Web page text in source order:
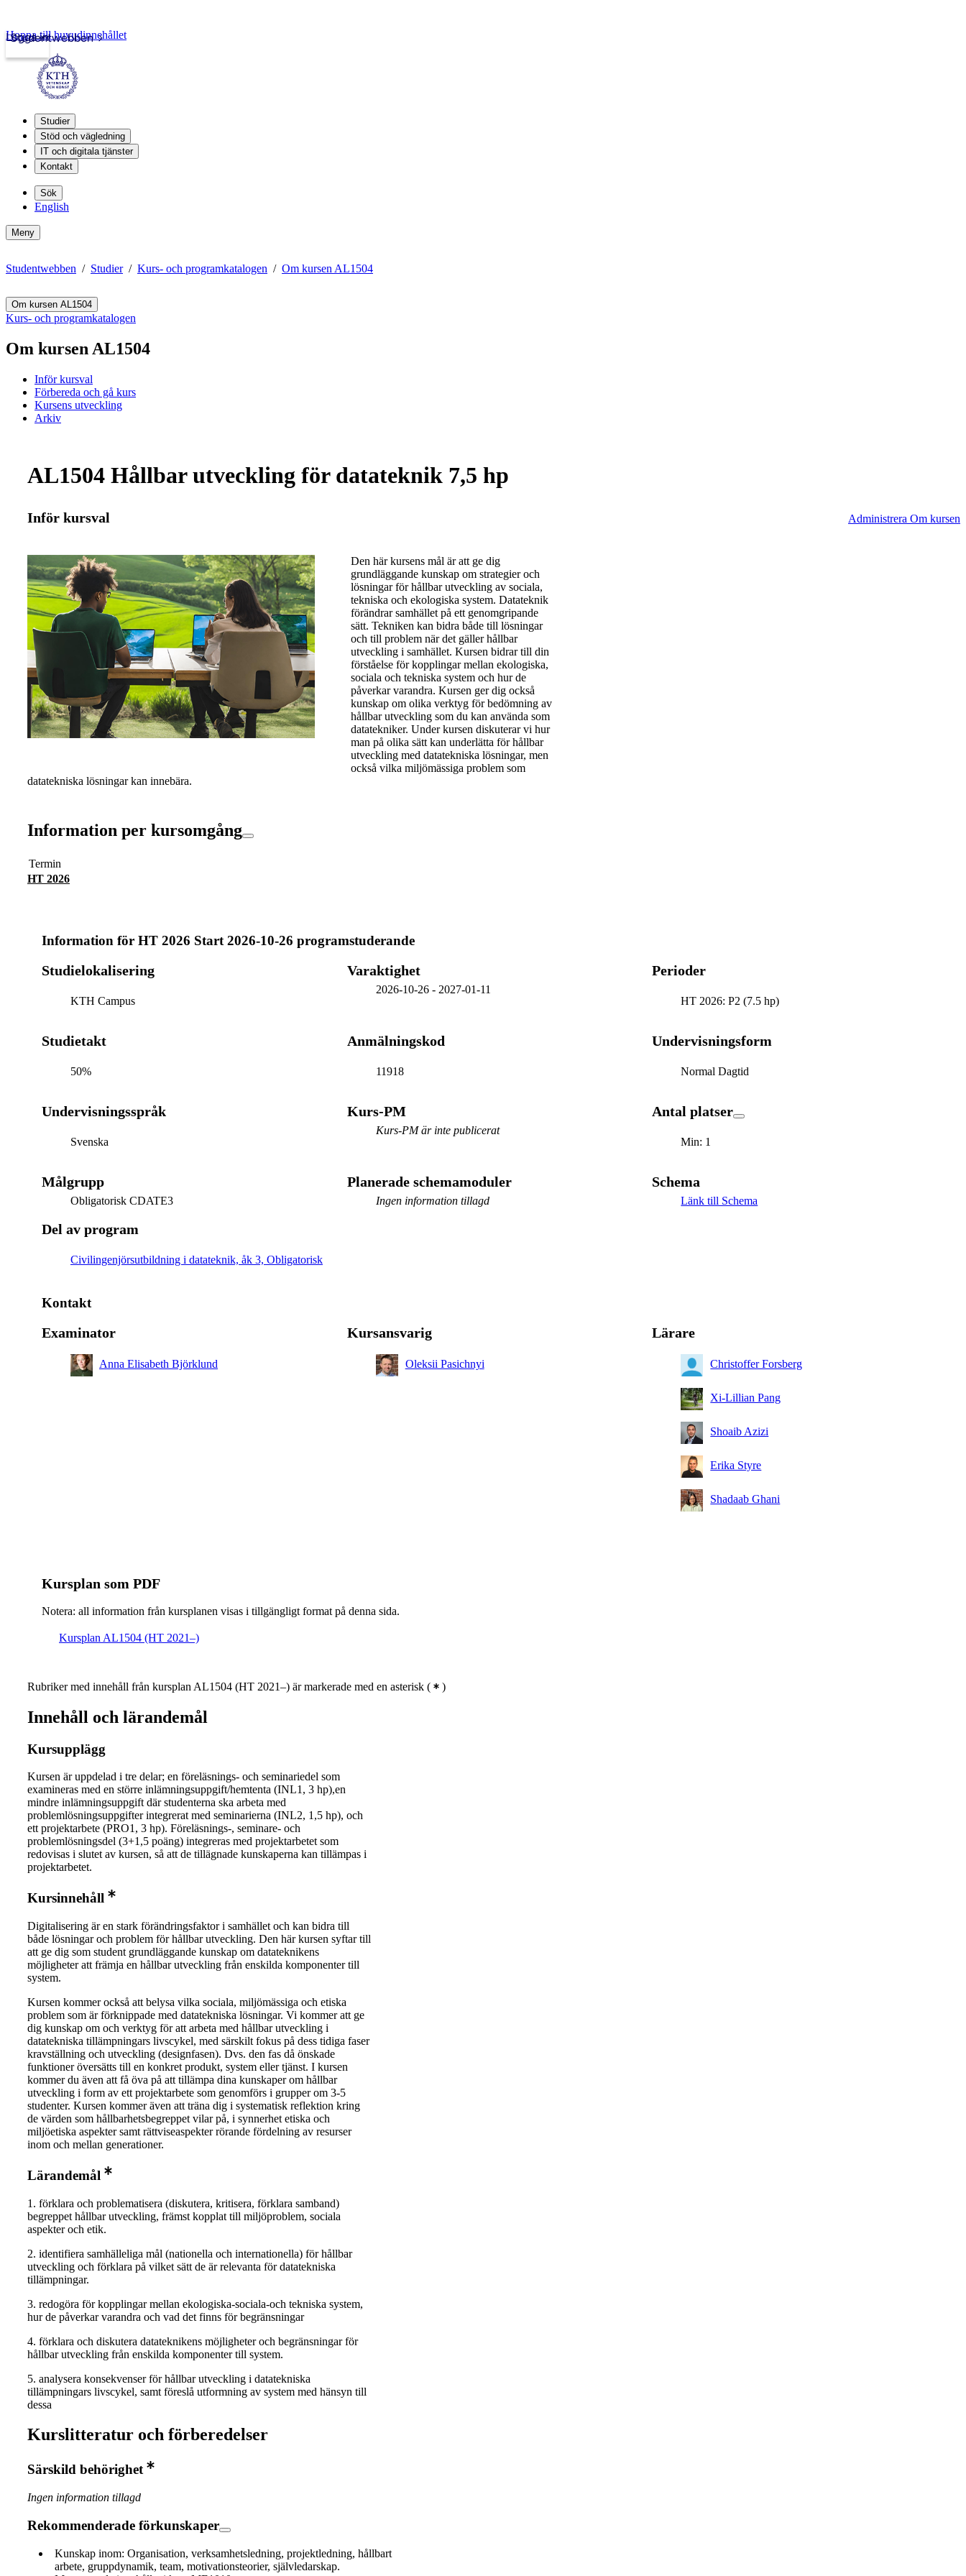
Studentwebben
Logga in
Hoppa till huvudinnehållet
Studier
Stöd och vägledning
IT och digitala tjänster
Kontakt
Sök
English
Meny
Studentwebben Studier Kurs- och programkatalogen Om kursen AL1504
Om kursen AL1504
Kurs- och programkatalogen
Om kursen AL1504
Inför kursval
Förbereda och gå kurs
Kursens utveckling
Arkiv
AL1504 Hållbar utveckling för datateknik 7,5 hp
Inför kursval Administrera Om kursen
Den här kursens mål är att ge dig
grundläggande kunskap om strategier och
lösningar för hållbar utveckling av sociala,
tekniska och ekologiska system. Datateknik
förändrar samhället på ett genomgripande
sätt. Tekniken kan bidra både till lösningar
och till problem när det gäller hållbar
utveckling i samhället. Kursen bidrar till din
förståelse för kopplingar mellan ekologiska,
sociala och tekniska system och hur de
påverkar varandra. Kursen ger dig också
kunskap om olika verktyg för bedömning av
hållbar utveckling som du kan använda som
datatekniker. Under kursen diskuterar vi hur
man på olika sätt kan underlätta för hållbar
utveckling med datatekniska lösningar, men
också vilka miljömässiga problem som
datatekniska lösningar kan innebära.
Information per kursomgång
Termin
HT 2026
Information för HT 2026 Start 2026-10-26 programstuderande
Studielokalisering
KTH Campus
Varaktighet
2026-10-26- 2027-01-11
Perioder
HT 2026: P2 (7.5 hp)
Studietakt
50%
Anmälningskod
11918
Undervisningsform
Normal Dagtid
Undervisningsspråk
Svenska
Kurs-PM
Kurs-PM är inte publicerat
Antal platser
Min: 1
Målgrupp
Obligatorisk CDATE3
Planerade schemamoduler
Ingen information tillagd
Schema
Länk till Schema
Del av program
Civilingenjörsutbildning i datateknik, åk 3, Obligatorisk
Kontakt
Examinator
Anna Elisabeth Björklund
Kursansvarig
Oleksii Pasichnyi
Lärare
Christoffer Forsberg
Xi-Lillian Pang
Shoaib Azizi
Erika Styre
Shadaab Ghani
Kursplan som PDF
Notera: all information från kursplanen visas i tillgängligt format på denna sida.
Kursplan AL1504 (HT 2021–)
Rubriker med innehåll från kursplan AL1504 (HT 2021–) är markerade med en asterisk ( )
Innehåll och lärandemål
Kursupplägg
Kursen är uppdelad i tre delar; en föreläsnings- och seminariedel som
examineras med en större inlämningsuppgift/hemtenta (INL1, 3 hp),en
mindre inlämningsuppgift där studenterna ska arbeta med
problemlösningsuppgifter integrerat med seminarierna (INL2, 1,5 hp), och
ett projektarbete (PRO1, 3 hp). Föreläsnings-, seminare- och
problemlösningsdel (3+1,5 poäng) integreras med projektarbetet som
redovisas i slutet av kursen, så att de tillägnade kunskaperna kan tillämpas i
projektarbetet.
Kursinnehåll
Digitalisering är en stark förändringsfaktor i samhället och kan bidra till
både lösningar och problem för hållbar utveckling. Den här kursen syftar till
att ge dig som student grundläggande kunskap om datateknikens
möjligheter att främja en hållbar utveckling från enskilda komponenter till
system.
Kursen kommer också att belysa vilka sociala, miljömässiga och etiska
problem som är förknippade med datatekniska lösningar. Vi kommer att ge
dig kunskap om och verktyg för att arbeta med hållbar utveckling i
datatekniska tillämpningars livscykel, med särskilt fokus på dess tidiga faser
kravställning och utveckling (designfasen). Dvs. den fas då önskade
funktioner översätts till en konkret produkt, system eller tjänst. I kursen
kommer du även att få öva på att tillämpa dina kunskaper om hållbar
utveckling i form av ett projektarbete som genomförs i grupper om 3-5
studenter. Kursen kommer även att träna dig i systematisk reflektion kring
de värden som hållbarhetsbegreppet vilar på, i synnerhet etiska och
miljöetiska aspekter samt rättviseaspekter rörande fördelning av resurser
inom och mellan generationer.
Lärandemål
1. förklara och problematisera (diskutera, kritisera, förklara samband)
begreppet hållbar utveckling, främst kopplat till miljöproblem, sociala
aspekter och etik.
2. identifiera samhälleliga mål (nationella och internationella) för hållbar
utveckling och förklara på vilket sätt de är relevanta för datatekniska
tillämpningar.
3. redogöra för kopplingar mellan ekologiska-sociala-och tekniska system,
hur de påverkar varandra och vad det finns för begränsningar
4. förklara och diskutera datateknikens möjligheter och begränsningar för
hållbar utveckling från enskilda komponenter till system.
5. analysera konsekvenser för hållbar utveckling i datatekniska
tillämpningars livscykel, samt föreslå utformning av system med hänsyn till
dessa
Kurslitteratur och förberedelser
Särskild behörighet
Ingen information tillagd
Rekommenderade förkunskaper
Kunskap inom: Organisation, verksamhetsledning, projektledning, hållbart
arbete, gruppdynamik, team, motivationsteorier, självledarskap.